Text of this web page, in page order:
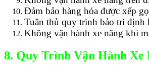
Đảm bảo hàng hóa được xếp
Tuân thủ quy trình bảo trì định
Không vận hành xe nâng khi
8. Quy Trình Vận Hành Xe